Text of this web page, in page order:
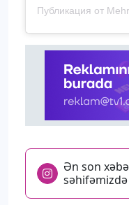
Ən son